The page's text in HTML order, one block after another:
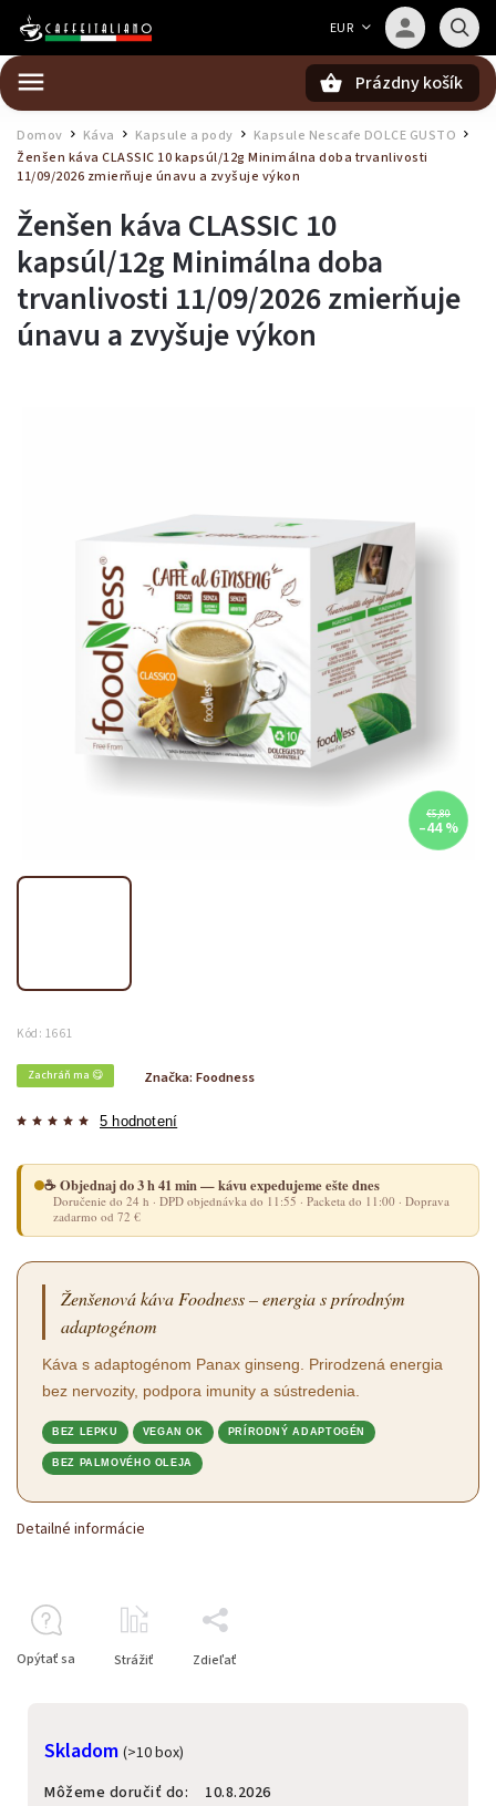
EUR
Prázdny košík
Domov Káva Kapsule a pody Kapsule Nescafe DOLCE GUSTO /
Ženšen káva CLASSIC 10 kapsúl/12g Minimálna doba trvanlivosti
11/09/2026 zmierňuje únavu a zvyšuje výkon
Ženšen káva CLASSIC 10
kapsúl/12g Minimálna doba
trvanlivosti 11/09/2026 zmierňuje
únavu a zvyšuje výkon
€5,80
–44 %
Kód: 1661
Zachráň ma 😋
5 hodnotení
Značka: Foodness
Skladom (>10 box)
Môžeme doručiť do:
10.8.2026
☕ Objednaj do 3 h 41 min — kávu expedujeme ešte dnes
Doručenie do 24 h · DPD objednávka do 11:55 · Packeta do 11:00 · Doprava
zadarmo od 72 €
Ženšenová káva Foodness – energia s prírodným
adaptogénom
Káva s adaptogénom Panax ginseng. Prirodzená energia
bez nervozity, podpora imunity a sústredenia.
BEZ LEPKU VEGAN OK PRÍRODNÝ ADAPTOGÉN
BEZ PALMOVÉHO OLEJA
Detailné informácie
Opýtať sa Strážiť Zdieľať
Barista — poradca Caffeitaliano